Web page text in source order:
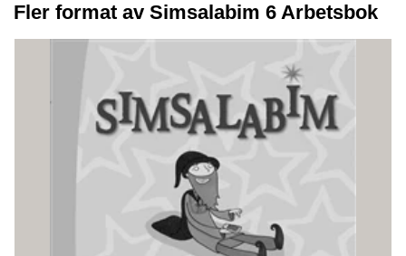
Fler format av Simsalabim 6 Arbetsbok